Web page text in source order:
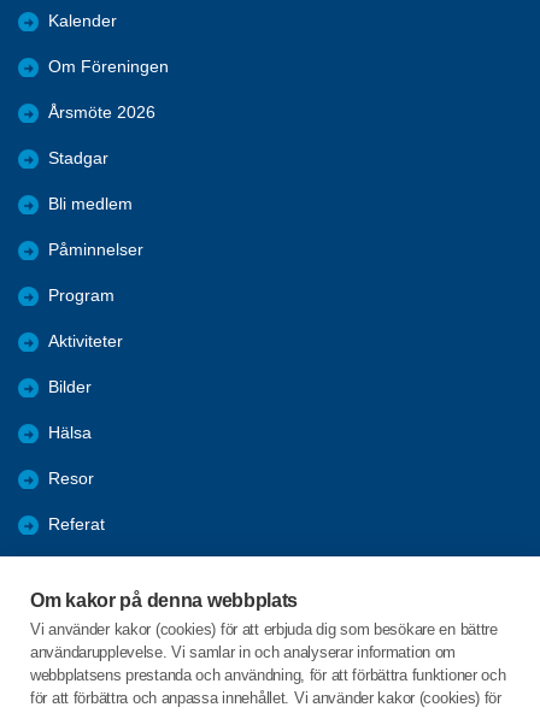
Om kakor på denna webbplats
Vi använder kakor (cookies) för att erbjuda dig som besökare en bättre
användarupplevelse. Vi samlar in och analyserar information om
webbplatsens prestanda och användning, för att förbättra funktioner och
för att förbättra och anpassa innehållet. Vi använder kakor (cookies) för
Kalender
Om Föreningen
Årsmöte 2026
Stadgar
Bli medlem
Påminnelser
Program
Aktiviteter
Bilder
Hälsa
Resor
Referat
Log